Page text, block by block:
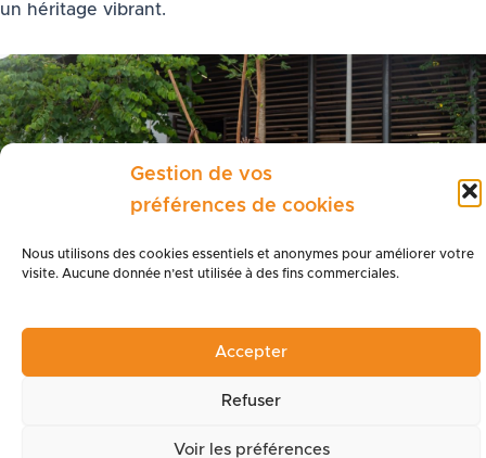
Gestion de vos
préférences de cookies
Nous utilisons des cookies essentiels et anonymes pour améliorer votre
visite. Aucune donnée n’est utilisée à des fins commerciales.
Accepter
Refuser
Voir les préférences
un héritage vibrant.
Découvrir la culture
Parcs & jardins